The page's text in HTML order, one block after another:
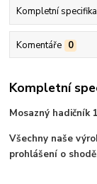
Kompletní
Komentáře 0
Kompletní
Mosazný hadičník
Všechny naše
prohlášení o